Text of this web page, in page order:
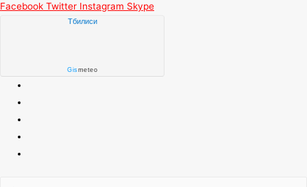
Facebook Twitter Instagram Skype
Тбилиси
Gismeteo